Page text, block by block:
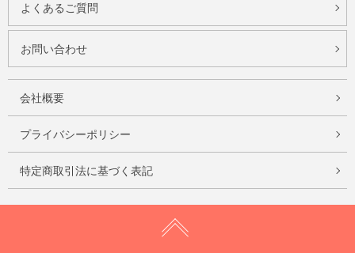
よくあるご質問
お問い合わせ
会社概要
プライバシーポリシー
特定商取引法に基づく表記